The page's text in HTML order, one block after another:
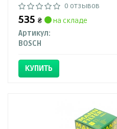
0 отзывов
535 ₴
на складе
Артикул:
BOSCH
КУПИТЬ